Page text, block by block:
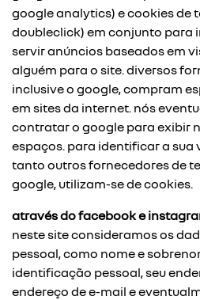
google analytics) e cookies de
doubleclick) em conjunto para
servir anúncios baseados em
alguém para o site. diversos
inclusive o google, compram
em sites da internet. nós
contratar o google para exibir
espaços. para identificar a sua
tanto outros fornecedores de
google, utilizam-se de cookies.
através do facebook e
neste site consideramos os
pessoal, como nome e
identificação pessoal, seu
endereço de e-mail e